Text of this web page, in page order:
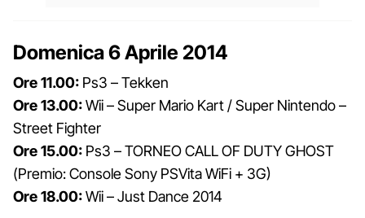
Domenica 6 Aprile 2014
Ore 11.00: Ps3 – Tekken
Ore 13.00:Wii – Super Mario Kart / Super Nintendo –
Street Fighter
Ore 15.00: Ps3 – TORNEO CALL OF DUTY GHOST
(Premio: Console Sony PSVita WiFi + 3G)
Ore 18.00:Wii – Just Dance 2014